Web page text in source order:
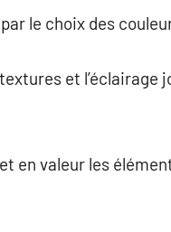
le choix des
et
en valeur les